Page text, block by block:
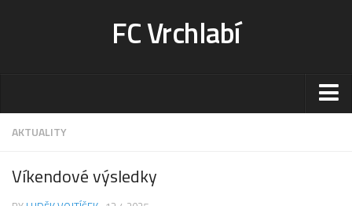
FC Vrchlabí
Stadion
Kontakt-rezervace
AKTUALITY
Víkendové výsledky